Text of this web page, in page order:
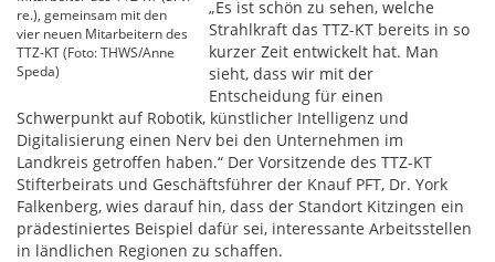
re.), gemeinsam mit den
vier neuen Mitarbeitern des
TTZ-KT (Foto: THWS/Anne
Speda)
„Es ist schön zu sehen, welche
Strahlkraft das TTZ-KT bereits in so
kurzer Zeit entwickelt hat. Man
sieht, dass wir mit der
Entscheidung für einen
Schwerpunkt auf Robotik, künstlicher Intelligenz und
Digitalisierung einen Nerv bei den Unternehmen im
Landkreis getroffen haben.“ Der Vorsitzende des TTZ-KT
Stifterbeirats und Geschäftsführer der Knauf PFT, Dr. York
Falkenberg, wies darauf hin, dass der Standort Kitzingen ein
prädestiniertes Beispiel dafür sei, interessante Arbeitsstellen
in ländlichen Regionen zu schaffen.